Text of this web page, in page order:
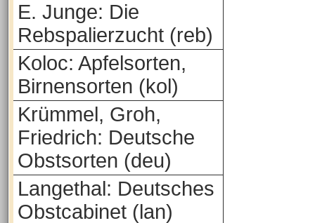
E. Junge: Die
Rebspalierzucht (reb)
Koloc: Apfelsorten,
Birnensorten (kol)
Krümmel, Groh,
Friedrich: Deutsche
Obstsorten (deu)
Langethal: Deutsches
Obstcabinet (lan)